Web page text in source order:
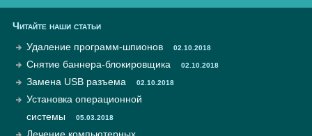
Читайте наши статьи
Удаление программ-шпионов
02.10.2018
Снятие баннера-блокировщика 02.10.2018
Замена USB разъема 02.10.2018
Установка операционной
системы
05.03.2018